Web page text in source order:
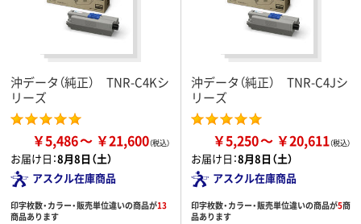
沖データ（純正） TNR-C4Kシ
リーズ
￥5,486 ￥21,600
お届け日：8月8日（土）
アスクル在庫商品
印字枚数・カラー・販売単位違いの商品が13
商品あります
沖データ（純正） TNR-C4Jシ
リーズ
￥5,250 ￥20,611
お届け日：8月8日（土）
アスクル在庫商品
印字枚数・カラー・販売単位違いの商品が5商
品あります